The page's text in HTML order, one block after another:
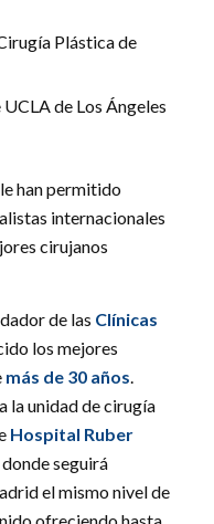
Plástica de
de Los Ángeles
le han permitido
internacionales
cirujanos
de las Clínicas
los mejores
más de 30 años
la unidad de cirugía
Hospital Ruber
seguirá
el mismo nivel de
ofreciendo hasta